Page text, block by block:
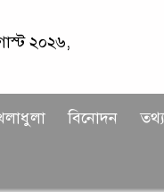
২০২৬,
বিনোদন